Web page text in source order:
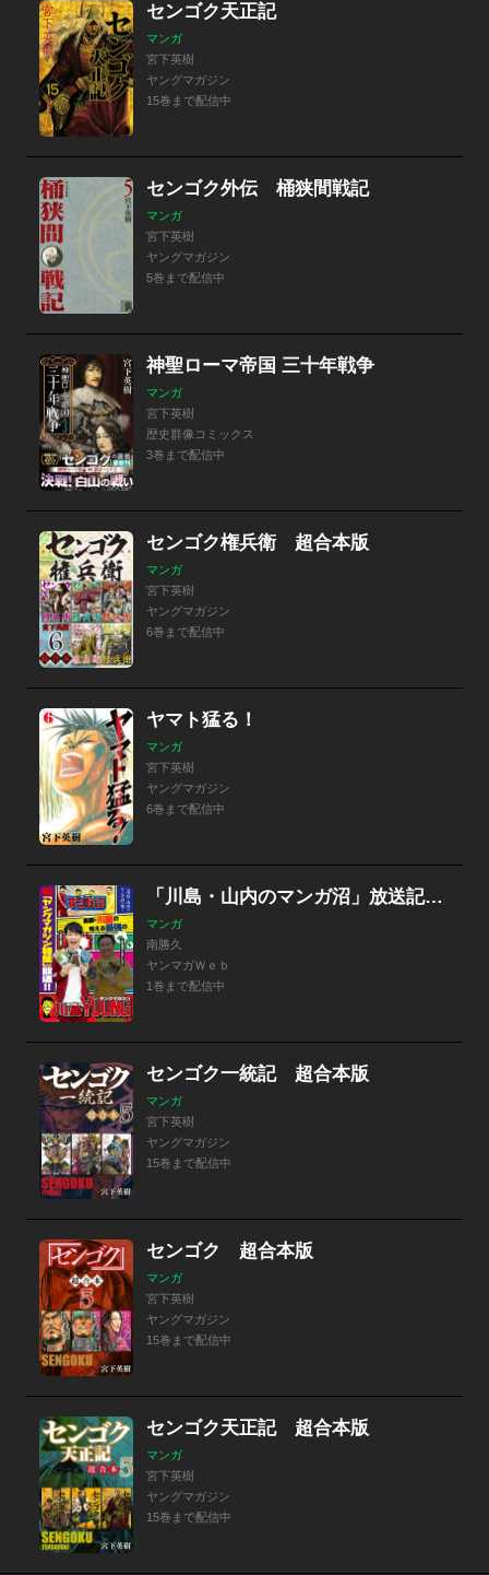
センゴク天正記
マンガ
宮下英樹
ヤングマガジン
15巻まで配信中
センゴク外伝 桶狭間戦記
マンガ
宮下英樹
ヤングマガジン
5巻まで配信中
神聖ローマ帝国 三十年戦争
マンガ
宮下英樹
歴史群像コミックス
3巻まで配信中
センゴク権兵衛 超合本版
マンガ
宮下英樹
ヤングマガジン
6巻まで配信中
ヤマト猛る！
マンガ
宮下英樹
ヤングマガジン
6巻まで配信中
「川島・山内のマンガ沼」放送記念！ 麒麟・川島の考える最強のヤングマガジン
マンガ
南勝久
ヤンマガＷｅｂ
1巻まで配信中
センゴク一統記 超合本版
マンガ
宮下英樹
ヤングマガジン
15巻まで配信中
センゴク 超合本版
マンガ
宮下英樹
ヤングマガジン
15巻まで配信中
センゴク天正記 超合本版
マンガ
宮下英樹
ヤングマガジン
15巻まで配信中